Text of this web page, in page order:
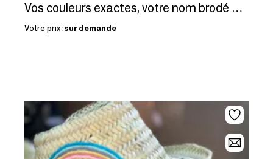
Vos couleurs exactes, votre nom brodé — la signature de l'hôtel
Votre prix :sur demande